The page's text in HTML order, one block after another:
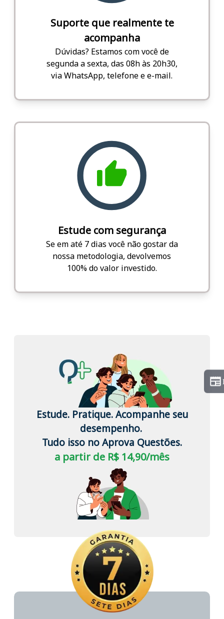
Suporte que realmente te
acompanha
Dúvidas? Estamos com você de
segunda a sexta, das 08h às 20h30,
via WhatsApp, telefone e e-mail.
Estude com segurança
Se em até 7 dias você não gostar da
nossa metodologia, devolvemos
100% do valor investido.
Estude. Pratique. Acompanhe seu
desempenho.
Tudo isso no Aprova Questões.
a partir de R$ 14,90/mês